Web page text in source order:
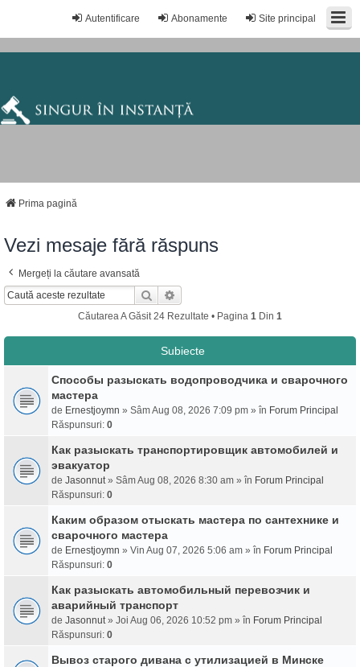
Site principal
Abonamente
Autentificare
Prima pagină
Vezi mesaje fără răspuns
Mergeți la căutare avansată
Căutare
Căutarea A Găsit 24 Rezultate • Pagina 1 Din 1
Subiecte
Способы разыскать водопроводчика и сварочного
мастера
de Ernestjoymn » Sâm Aug 08, 2026 7:09 pm » în Forum Principal
Răspunsuri: 0
Как разыскать транспортировщик автомобилей и
эвакуатор
de Jasonnut» Sâm Aug 08, 2026 8:30 am » în Forum Principal
Răspunsuri: 0
Каким образом отыскать мастера по сантехнике и
сварочного мастера
de Ernestjoymn » Vin Aug 07, 2026 5:06 am » în Forum Principal
Răspunsuri: 0
Как разыскать автомобильный перевозчик и
аварийный транспорт
de Jasonnut» Joi Aug 06, 2026 10:52 pm » în Forum Principal
Răspunsuri: 0
Вывоз старого дивана с утилизацией в Минске